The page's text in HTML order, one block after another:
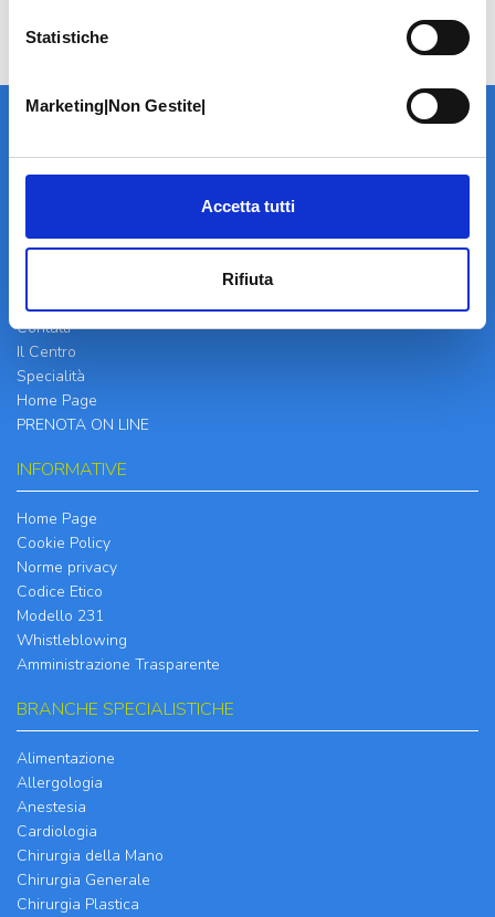
Statistiche
Marketing|Non Gestite|
Accetta tutti
Rifiuta
LA STRUTTURA
Informazioni
Contatti
Il Centro
Specialità
Home Page
PRENOTA ON LINE
INFORMATIVE
Home Page
Cookie Policy
Norme privacy
Codice Etico
Modello 231
Whistleblowing
Amministrazione Trasparente
BRANCHE SPECIALISTICHE
Alimentazione
Allergologia
Anestesia
Cardiologia
Chirurgia della Mano
Chirurgia Generale
Chirurgia Plastica